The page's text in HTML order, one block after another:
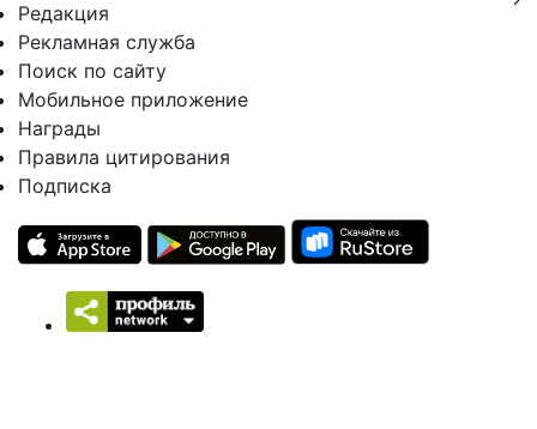
Редакция
Рекламная служба
Поиск по сайту
Мобильное приложение
Награды
Правила цитирования
Подписка